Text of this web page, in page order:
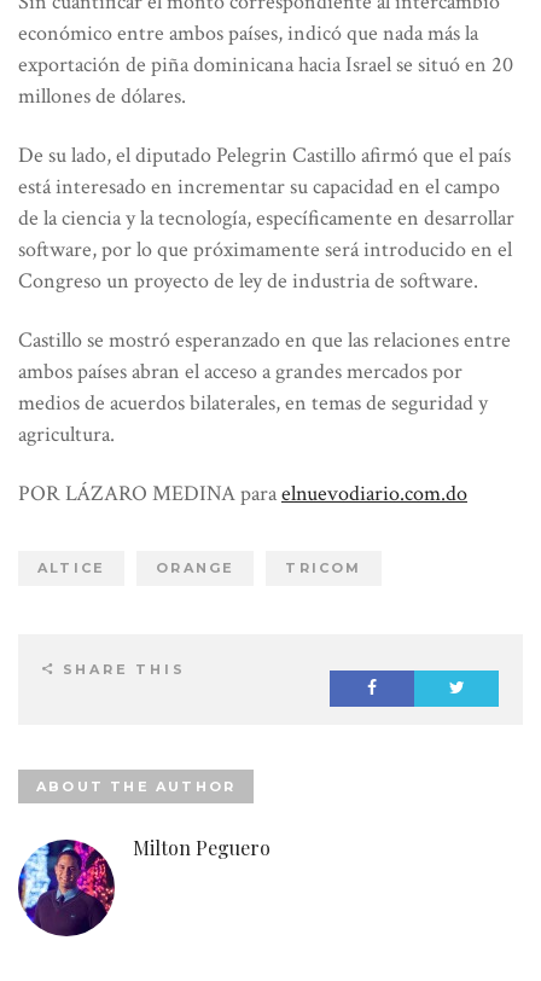
económico entre ambos países, indicó que nada más la
exportación de piña dominicana hacia Israel se situó en 20
millones de dólares.
De su lado, el diputado Pelegrin Castillo afirmó que el país
está interesado en incrementar su capacidad en el campo
de la ciencia y la tecnología, específicamente en desarrollar
software, por lo que próximamente será introducido en el
Congreso un proyecto de ley de industria de software.
Castillo se mostró esperanzado en que las relaciones entre
ambos países abran el acceso a grandes mercados por
medios de acuerdos bilaterales, en temas de seguridad y
agricultura.
POR LÁZARO MEDINA paraelnuevodiario.com.do
ALTICE ORANGE TRICOM
SHARE THIS
ABOUT THE AUTHOR
Milton Peguero